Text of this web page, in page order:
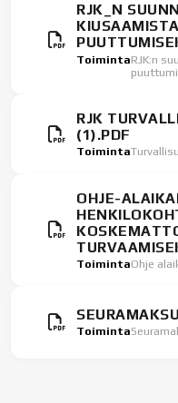
RJK_N
ToimintaRJK:n
RJK
(1).PDF
Toiminta
OHJE-
ToimintaOhje
Toiminta